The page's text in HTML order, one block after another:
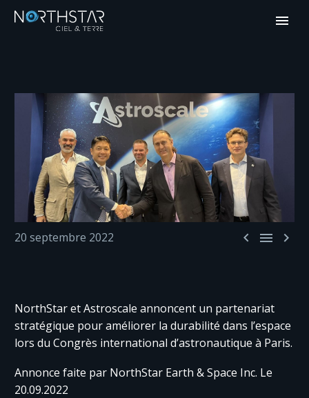
  
20 septembre 2022
NorthStar et Astroscale annoncent un partenariat
stratégique pour améliorer la durabilité dans l’espace
lors du Congrès international d’astronautique à Paris.
Annonce faite par NorthStar Earth & Space Inc. Le
20.09.2022